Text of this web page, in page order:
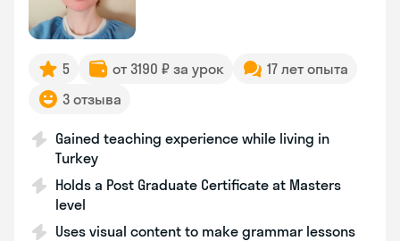
5 от 3190 ₽ за урок
17 лет опыта
3 отзыва
Gained teaching experience while living in
Turkey
Holds a Post Graduate Certificate at Masters
level
Uses visual content to make grammar lessons